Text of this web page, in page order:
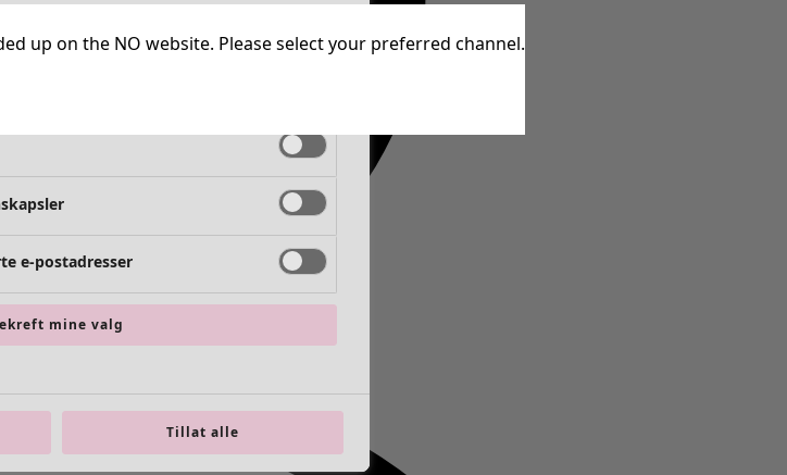
up on the NO website. Please select your preferred channel.
Alltid aktiv
e-postadresser
mine valg
Tillat alle